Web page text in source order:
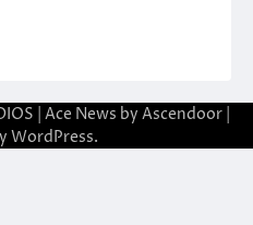
| Ace News by Ascendoor|
WordPress.